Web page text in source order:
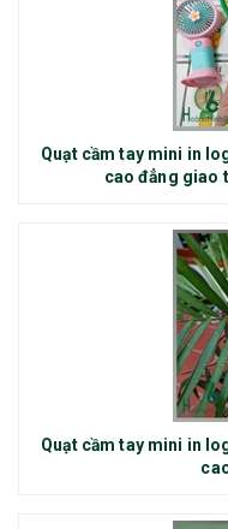
Quạt cầm tay mini in
cao đẳng giao
Quạt cầm tay mini in